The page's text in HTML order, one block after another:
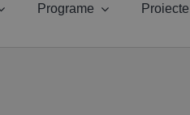
Programe Proiecte